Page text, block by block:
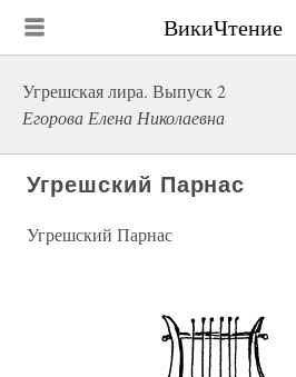
ВикиЧтение
Угрешская лира. Выпуск 2
Егорова Елена Николаевна
Угрешский Парнас
Угрешский Парнас